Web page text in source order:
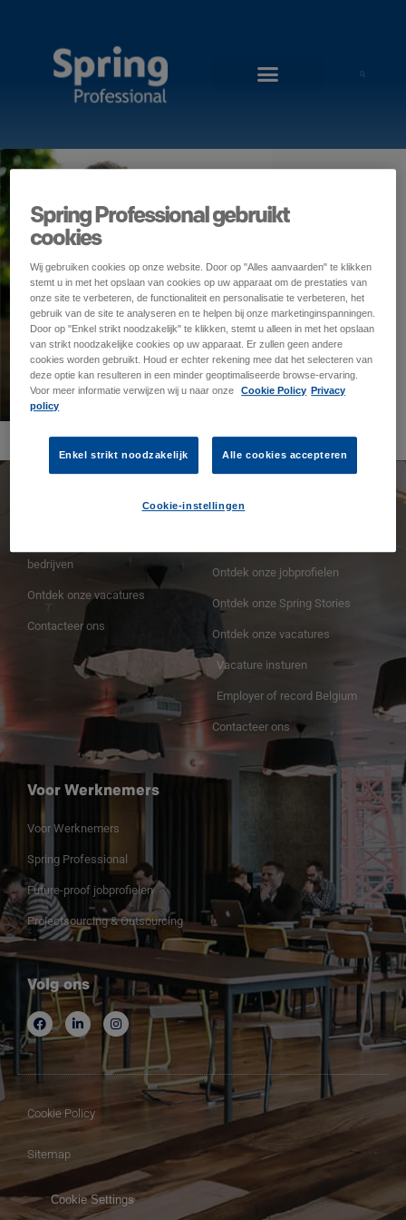
Spring Professional
bedrijven
Ontdek onze vacatures
Contacteer ons
Voor Werkgevers
Ontdek onze jobprofielen
Ontdek onze Spring Stories
Ontdek onze vacatures
Vacature insturen
Employer of record Belgium
Contacteer ons
Voor Werknemers
Voor Werknemers
Spring Professional
Future-proof jobprofielen
Projectsourcing & Outsourcing
Volg ons
Cookie Policy
Sitemap
Cookie Settings
Spring Professional gebruikt
cookies
Wij gebruiken cookies op onze website. Door op "Alles aanvaarden" te klikken
stemt u in met het opslaan van cookies op uw apparaat om de prestaties van
onze site te verbeteren, de functionaliteit en personalisatie te verbeteren, het
gebruik van de site te analyseren en te helpen bij onze marketinginspanningen.
Door op "Enkel strikt noodzakelijk" te klikken, stemt u alleen in met het opslaan
van strikt noodzakelijke cookies op uw apparaat. Er zullen geen andere
cookies worden gebruikt. Houd er echter rekening mee dat het selecteren van
deze optie kan resulteren in een minder geoptimaliseerde browse-ervaring.
Voor meer informatie verwijzen wij u naar onze
Cookie Policy Privacy
policy
Enkel strikt noodzakelijk Alle cookies accepteren
Cookie-instellingen